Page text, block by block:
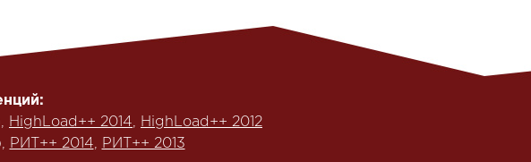
HighLoad++ 2014, HighLoad++ 2012
РИТ++ 2014, РИТ++ 2013